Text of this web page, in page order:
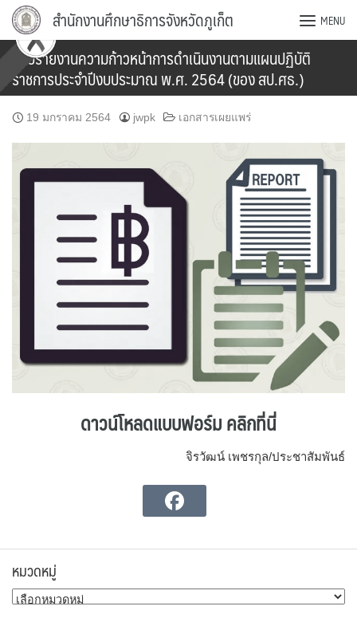
Skip
content
สำนักงานศึกษาธิการจังหวัดภูเก็ต MENU
แบบรายงานความก้าวหน้าการดำเนินงานตามแผนปฏิบัติ
ราชการประจำปีงบประมาณ พ.ศ. 2564 (ของ สป.ศธ.)
19 มกราคม 2564 jwpk เอกสารเผยแพร่
ดาวน์โหลดแบบฟอร์ม คลิกที่นี่
จิรวัฒน์ เพชรกุล/ประชาสัมพันธ์
หมวดหมู่
หมวด